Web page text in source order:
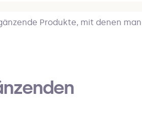
Produkte, mit denen